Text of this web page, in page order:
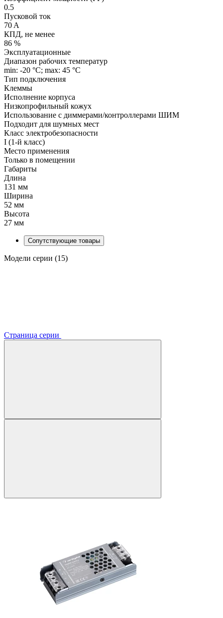
0.5
Пусковой ток
70 A
КПД, не менее
86 %
Эксплуатационные
Диапазон рабочих температур
min: -20 °C; max: 45 °C
Тип подключения
Клеммы
Исполнение корпуса
Низкопрофильный кожух
Использование с диммерами/контроллерами ШИМ
Подходит для шумных мест
Класс электробезопасности
I (1-й класс)
Место применения
Только в помещении
Габариты
Длина
131 мм
Ширина
52 мм
Высота
27 мм
Сопутствующие товары
Модели серии (15)
Страница серии